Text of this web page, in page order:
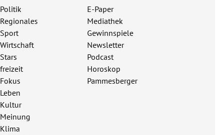
Politik
Regionales
Sport
Wirtschaft
Stars
freizeit
Fokus
Leben
Kultur
Meinung
Klima
E-Paper
Mediathek
Gewinnspiele
Newsletter
Podcast
Horoskop
Pammesberger